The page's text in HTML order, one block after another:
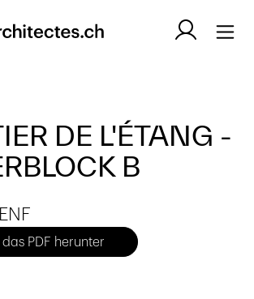
DE L'ÉTANG -
B
das PDF herunter